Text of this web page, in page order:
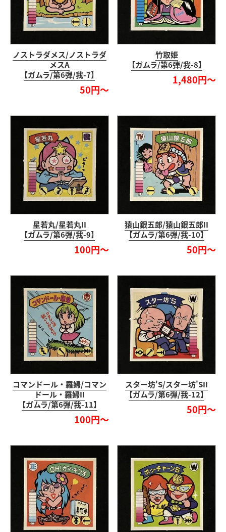
ノストラダメス/ノストラダ
メスA
【ガムラ/第6弾/我-7】
50円～
竹取姫
【ガムラ/第6弾/我-8】
1,480円～
星若丸/星若丸II
【ガムラ/第6弾/我-9】
100円～
猿山銀五郎/猿山銀五郎II
【ガムラ/第6弾/我-10】
50円～
コマンドール・羅婦/コマン
ドール・羅婦II
【ガムラ/第6弾/我-11】
100円～
スター坊'S/スター坊'SII
【ガムラ/第6弾/我-12】
50円～